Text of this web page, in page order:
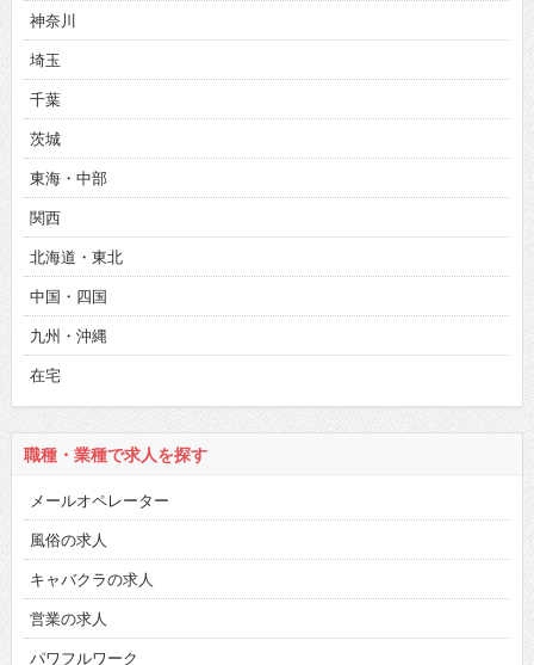
神奈川
埼玉
千葉
茨城
東海・中部
関西
北海道・東北
中国・四国
九州・沖縄
在宅
職種・業種で求人を探す
メールオペレーター
風俗の求人
キャバクラの求人
営業の求人
パワフルワーク